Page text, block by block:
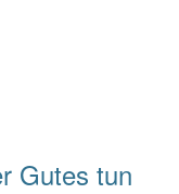
Gutes tun